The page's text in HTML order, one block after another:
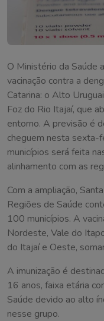
O Ministério da Saúde
vacinação contra a
Catarina: o Alto
Foz do Rio Itajaí, que
entorno. A previsão é
cheguem nesta sexta-
municípios será feita
alinhamento com as
Com a ampliação,
Regiões de Saúde
100 municípios. A
Nordeste, Vale do
do Itajaí e Oeste,
A imunização é
16 anos, faixa etária
Saúde devido ao alto
nesse grupo.